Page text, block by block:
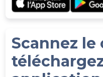
Scannez le